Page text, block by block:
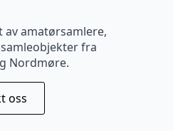
av amatørsamlere,
fra
Nordmøre.
oss